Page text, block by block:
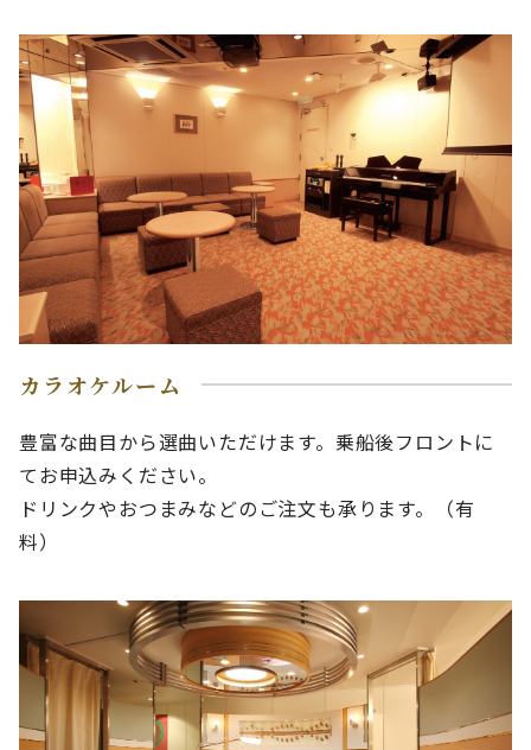
カラオケルーム
豊富な曲目から選曲いただけます。乗船後フロントに
てお申込みください。
ドリンクやおつまみなどのご注文も承ります。（有
料）